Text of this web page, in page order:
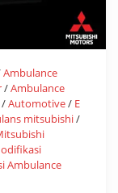
Ambulance
/Ambulance
/Automotive/ E
mitsubishi/
Ambulance